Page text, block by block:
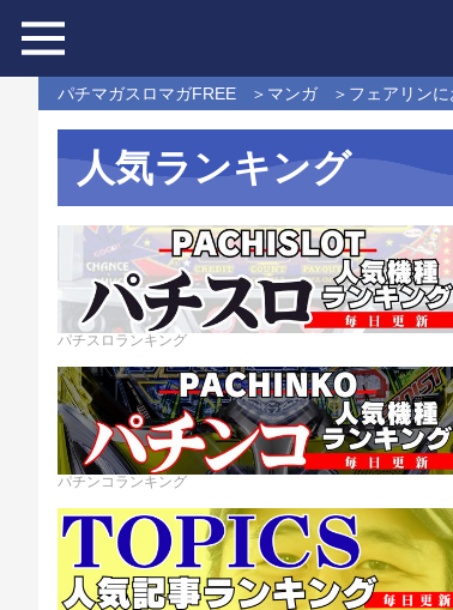
パチマガスロマガFREE マンガ フェアリンに
人気ランキング
パチスロランキング
パチンコランキング